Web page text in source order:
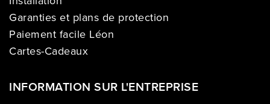
Garanties et plans de protection
Paiement facile Léon
Cartes-Cadeaux
INFORMATION SUR L'ENTREPRISE